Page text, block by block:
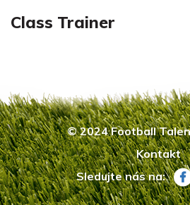
Class Trainer
© 2024 Football
Kontakt
Sledujte nás na: